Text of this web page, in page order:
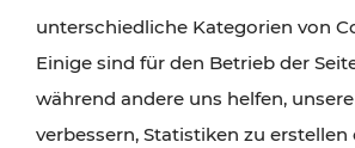
Radtouren oder purer Naturgenuss
Attraktionen sind mit den Ticket-
Angeboten des VOR gut und
unterschiedliche Kategorien von
Einige sind für den Betrieb der
während andere uns helfen,
verbessern, Statistiken zu erstellen